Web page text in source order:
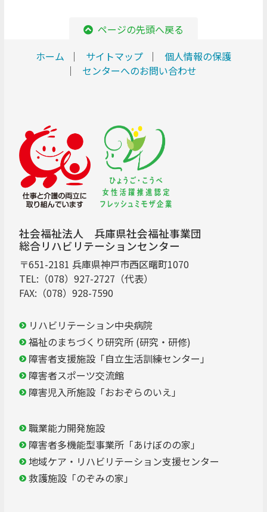
ホーム サイトマップ
個人情報の保護
センターへのお問い合わせ
社会福祉法人 兵庫県社会福祉事業団
総合リハビリテーションセンター
〒651-2181 兵庫県神戸市西区曙町1070
TEL:（078）927-2727（代表）
FAX:（078）928-7590
リハビリテーション中央病院
福祉のまちづくり研究所 (研究・研修)
障害者支援施設「自立生活訓練センター」
障害者スポーツ交流館
障害児入所施設「おおぞらのいえ」
職業能力開発施設
障害者多機能型事業所「あけぼのの家」
地域ケア・リハビリテーション支援センター
救護施設「のぞみの家」
ページの先頭へ戻る